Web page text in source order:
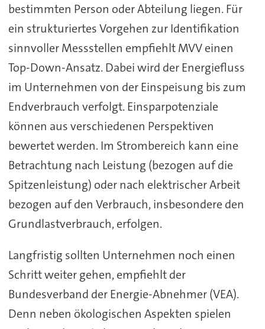
bestimmten Person oder Abteilung liegen. Für
ein strukturiertes Vorgehen zur Identifikation
sinnvoller Messstellen empfiehlt MVV einen
Top-Down-Ansatz. Dabei wird der Energiefluss
im Unternehmen von der Einspeisung bis zum
Endverbrauch verfolgt. Einsparpotenziale
können aus verschiedenen Perspektiven
bewertet werden. Im Strombereich kann eine
Betrachtung nach Leistung (bezogen auf die
Spitzenleistung) oder nach elektrischer Arbeit
bezogen auf den Verbrauch, insbesondere den
Grundlastverbrauch, erfolgen.
Langfristig sollten Unternehmen noch einen
Schritt weiter gehen, empfiehlt der
Bundesverband der Energie-Abnehmer (VEA).
Denn neben ökologischen Aspekten spielen